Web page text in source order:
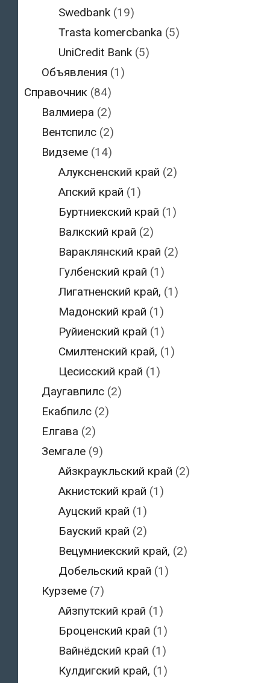
Swedbank (19)
Trasta komercbanka (5)
UniCredit Bank (5)
Объявления (1)
Справочник (84)
Валмиера (2)
Вентспилс(2)
Видземе(14)
Алуксненский край (2)
Апский край (1)
Буртниекский край (1)
Валкский край (2)
Вараклянский край (2)
Гулбенский край (1)
Лигатненский край, (1)
Мадонский край (1)
Руйиенский край (1)
Смилтенский край, (1)
Цесисский край (1)
Даугавпилс(2)
Екабпилс(2)
Елгава (2)
Земгале(9)
Айзкраукльский край (2)
Акнистский край (1)
Ауцский край (1)
Бауский край (2)
Вецумниекский край, (2)
Добельский край (1)
Курземе(7)
Айзпутский край (1)
Броценский край (1)
Вайнёдский край (1)
Кулдигский край, (1)